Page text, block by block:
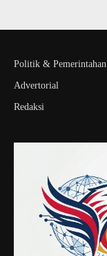
Politik & Pemerintahan
Advertorial
Redaksi